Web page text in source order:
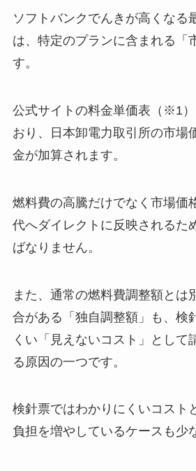
ソフトバンクでんきが高くなる
は、特定のプランに含まれる「
す。
公式サイトの料金単価表（※1
おり、日本卸電力取引所の市場
金が加算されます。
燃料費の高騰だけでなく市場価
代へダイレクトに反映されるた
ばなりません。
また、通常の燃料費調整額とは
合がある「独自調整額」も、検
くい「見えないコスト」として
る原因の一つです。
検針票ではわかりにくいコスト
負担を増やしているケースも少